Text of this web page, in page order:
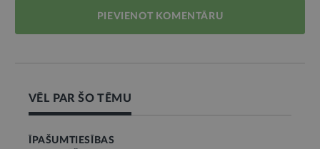
PIEVIENOT KOMENTĀRU
VĒL PAR ŠO TĒMU
ĪPAŠUMTIESĪBAS